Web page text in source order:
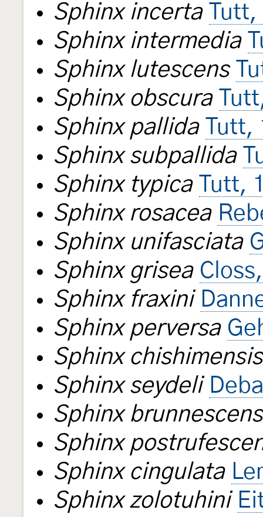
Sphinx incerta
Sphinx intermedia
Sphinx lutescens
Sphinx obscura
Sphinx pallida
Sphinx subpallida
Sphinx typica
Tutt,
Sphinx rosacea
Sphinx unifasciata
Sphinx grisea
Sphinx fraxini
Sphinx perversa
Sphinx chishimensis
Sphinx seydeli
Sphinx brunnescens
Sphinx
Sphinx cingulata
Sphinx zolotuhini